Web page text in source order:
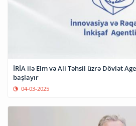
İRİA ilə Elm və Ali Təhsil üzrə Dövlət
başlayır
04-03-2025